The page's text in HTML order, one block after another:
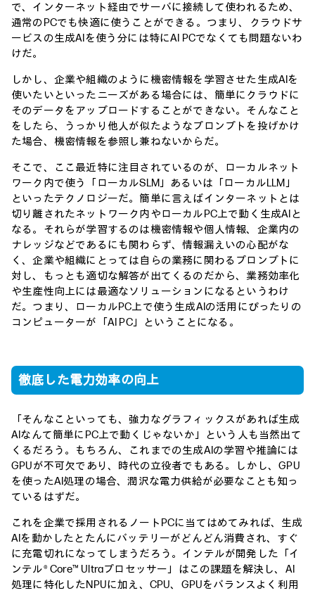
で、インターネット経由でサーバに接続して使われるため、
通常のPCでも快適に使うことができる。つまり、クラウドサ
ービスの生成AIを使う分には特にAI PCでなくても問題ないわ
けだ。
しかし、企業や組織のように機密情報を学習させた生成AIを
使いたいといったニーズがある場合には、簡単にクラウドに
そのデータをアップロードすることができない。そんなこと
をしたら、うっかり他人が似たようなプロンプトを投げかけ
た場合、機密情報を参照し兼ねないからだ。
そこで、ここ最近特に注目されているのが、ローカルネット
ワーク内で使う「ローカルSLM」あるいは「ローカルLLM」
といったテクノロジーだ。簡単に言えばインターネットとは
切り離されたネットワーク内やローカルPC上で動く生成AIと
なる。それらが学習するのは機密情報や個人情報、企業内の
ナレッジなどであるにも関わらず、情報漏えいの心配がな
く、企業や組織にとっては自らの業務に関わるプロンプトに
対し、もっとも適切な解答が出てくるのだから、業務効率化
や生産性向上には最適なソリューションになるというわけ
だ。つまり、ローカルPC上で使う生成AIの活用にぴったりの
コンピューターが「AI PC」ということになる。
徹底した電力効率の向上
「そんなこといっても、強力なグラフィックスがあれば生成
AIなんて簡単にPC上で動くじゃないか」という人も当然出て
くるだろう。もちろん、これまでの生成AIの学習や推論には
GPUが不可欠であり、時代の立役者でもある。しかし、GPU
を使ったAI処理の場合、潤沢な電力供給が必要なことも知っ
ているはずだ。
これを企業で採用されるノートPCに当てはめてみれば、生成
AIを動かしたとたんにバッテリーがどんどん消費され、すぐ
に充電切れになってしまうだろう。インテルが開発した「イ
ンテル® Core™ Ultraプロセッサー」はこの課題を解決し、AI
処理に特化したNPUに加え、CPU、GPUをバランスよく利用